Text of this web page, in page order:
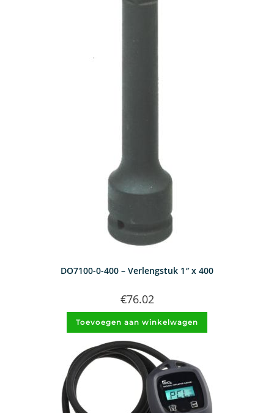
DO7100-0-400 – Verlengstuk 1″ x 400
€76.02
Toevoegen aan winkelwagen